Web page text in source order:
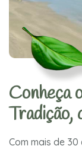
Conheça
Tradição,
Com mais de